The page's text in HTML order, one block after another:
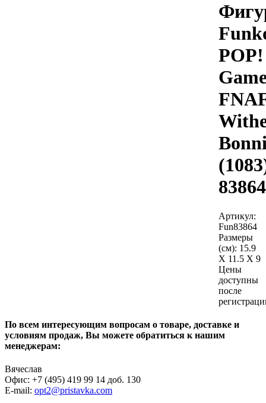
POP!
83864
Артикул:
Fun83864
Размеры
(см): 15.9
X 11.5 X 9
Цены
доступны
после
По всем интересующим вопросам о товаре, доставке и
условиям продаж, Вы можете обратиться к нашим
менеджерам:
Вячеслав
Офис: +7 (495) 419 99 14 доб. 130
E-mail: opt2@pristavka.com